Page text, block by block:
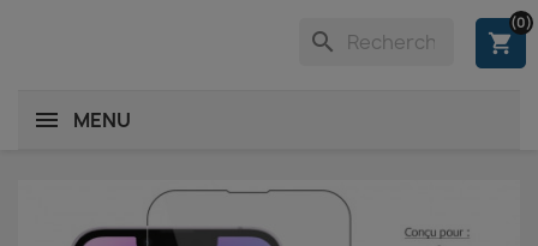
shopping_cart
(0)
search
MENU